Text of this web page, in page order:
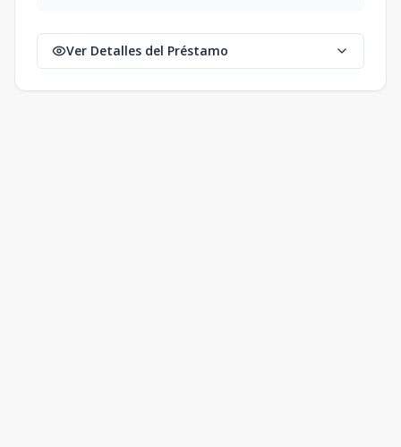
Ver Detalles del Préstamo